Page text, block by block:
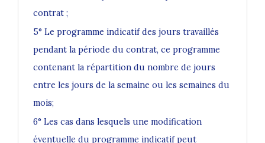
contrat ;
5° Le programme indicatif des jours travaillés
pendant la période du contrat, ce programme
contenant la répartition du nombre de jours
entre les jours de la semaine ou les semaines du
mois;
6° Les cas dans lesquels une modification
éventuelle du programme indicatif peut